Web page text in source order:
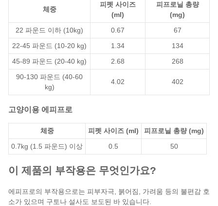
체중
피펫 사이즈
(ml)
피프로닐 총량
(mg)
22 파운드 이하 (10kg)
0.67
67
22-45 파운드 (10-20 kg)
1.34
134
45-89 파운드 (20-40 kg)
2.68
268
90-130 파운드 (40-60
kg)
4.02 402
고양이용 에피프로
체중 피펫 사이즈 (ml)
피프로닐 총량 (mg)
0.7kg (1.5 파운드) 이상
0.5 50
이 제품의 부작용은 무엇인가요?
에피프로의 부작용으로는 피부자극, 붉어짐, 가려움 등의 불편감 호
소가 있으며 구토나 설사도 보도된 바 있습니다.